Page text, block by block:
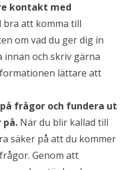
kontakt med
bra att komma till
om vad du ger dig in
innan och skriv gärna
lättare att
frågor och fundera ut
på. När du blir kallad till
säker på att du kommer
Genom att